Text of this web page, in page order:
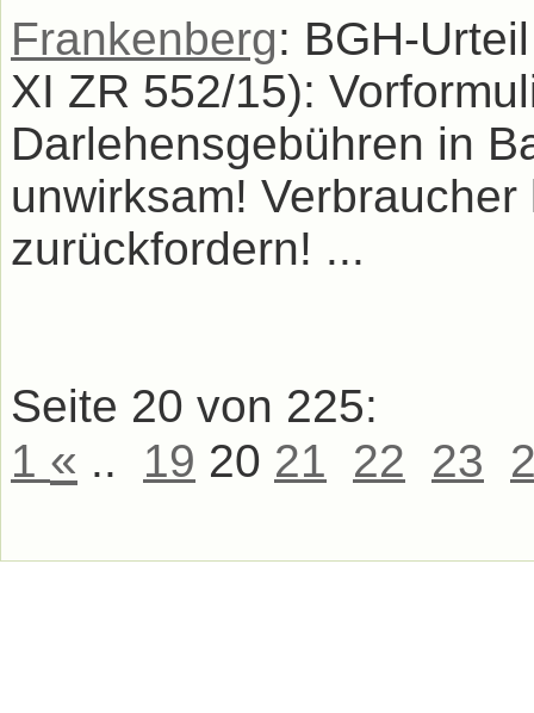
Frankenberg: BGH-
XI ZR 552/15):
Darlehensgebühren in
unwirksam!
zurückfordern! ...
Seite 20 von 225:
1 « .. 19 20 21 22 23